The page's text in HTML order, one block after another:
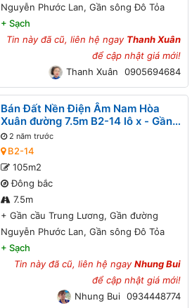
Nguyễn Phước Lan, Gần sông Đô Tỏa
+ Sạch
Tin này đã cũ, liên hệ ngay Thanh Xuân
để cập nhật giá mới!
Thanh Xuân
0905694684
Bán Đất Nền Điện Âm Nam Hòa
Xuân đường 7.5m B2-14 lô x - Gần
cầu Trung Lương, Gần đường
Nguyễn Phước Lan, Gần sông Đô
Tỏa
2 năm trước
B2-14
105m2
Đông bắc
7.5m
+ Gần cầu Trung Lương, Gần đường
Nguyễn Phước Lan, Gần sông Đô Tỏa
+ Sạch
Tin này đã cũ, liên hệ ngayNhung Bui
để cập nhật giá mới!
Nhung Bui 0934448774